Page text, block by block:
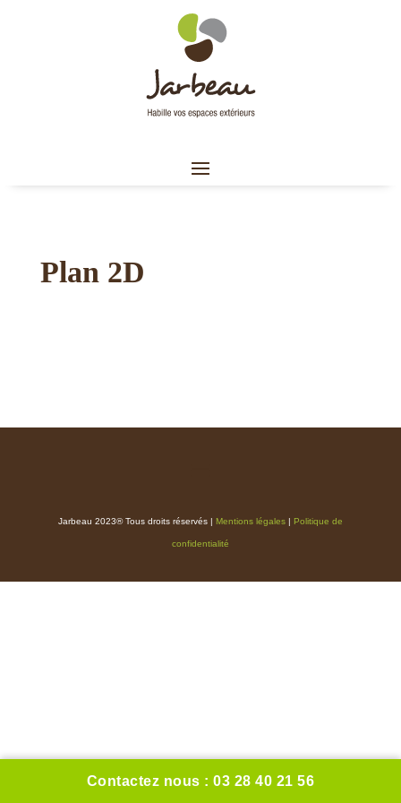
Plan 2D
Jarbeau 2023® Tous droits réservés | Mentions légales| Politique de
confidentialité
Contactez nous : 03 28 40 21 56